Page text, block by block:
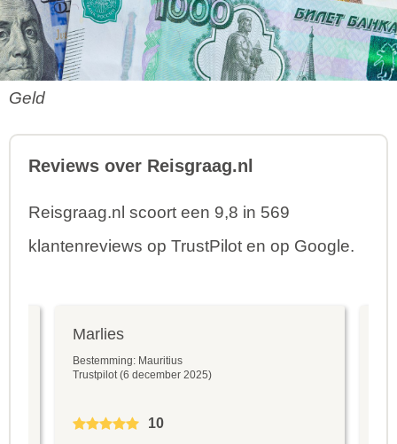
Geld
Reviews over Reisgraag.nl
Reisgraag.nl scoort een 9,8 in 569
klantenreviews op TrustPilot en op Google.
Marlies
Bestemming: Mauritius
Trustpilot (6 december 2025)
10